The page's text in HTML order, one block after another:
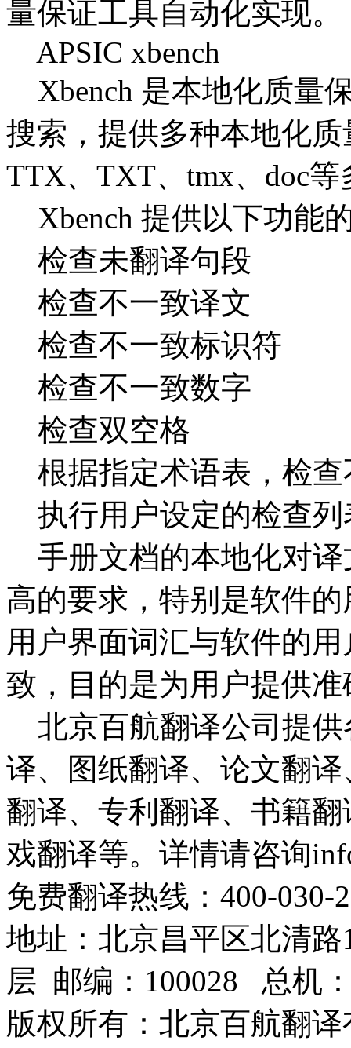
量保证工具自动化实现。
APSIC xbench
Xbench 是本地化质量
搜索，提供多种本地化
TTX、TXT、tmx、doc
Xbench 提供以下功能
检查未翻译句段
检查不一致译文
检查不一致标识符
检查不一致数字
检查双空格
根据指定术语表，检查
执行用户设定的检查列
手册文档的本地化对译
高的要求，特别是软件
用户界面词汇与软件的
致，目的是为用户提供
北京百航翻译公司提供
译、图纸翻译、论文翻
翻译、专利翻译、书籍
戏翻译等。详情请咨询
免费翻译热线：400-030-
地址：北京昌平区北清
层 邮编：100028 总机：
版权所有：北京百航翻